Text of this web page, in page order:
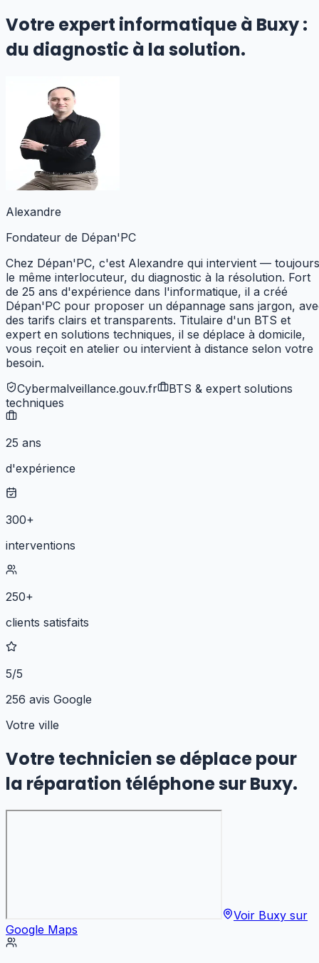
Votre expert informatiqueà Buxy:
du diagnostic à la solution.
Alexandre
Fondateur de Dépan'PC
Chez Dépan'PC, c'est Alexandre qui intervient — toujours
le même interlocuteur, du diagnostic à la résolution. Fort
de 25 ans d'expérience dans l'informatique, il a créé
Dépan'PC pour proposer un dépannage sans jargon,
des tarifs clairs et transparents. Titulaire d'un BTS et
expert en solutions techniques, il se déplace à domicile,
vous reçoit en atelier ou intervient à distance selon votre
besoin.
Cybermalveillance.gouv.fr
BTS & expert solutions
techniques
25 ans
d'expérience
300+
interventions
250+
clients satisfaits
5/5
256 avis Google
Votre ville
Votre technicien se déplace pour
la réparation téléphonesurBuxy.
Voir Buxy sur
Google Maps